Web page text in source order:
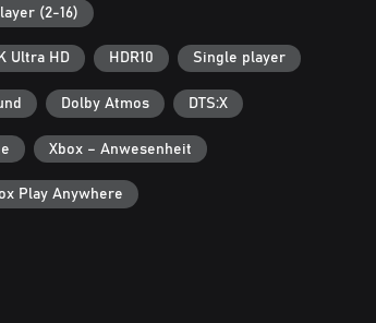
(2-16)
Ultra HD HDR10 Single player
Dolby Atmos DTS:X
Xbox – Anwesenheit
Play Anywhere